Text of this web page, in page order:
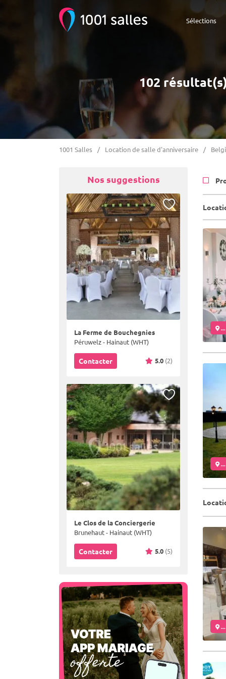
Sélections
102
1001 Salles Location de salle d'anniversaire
Nos suggestions
La Ferme de Bouchegnies
Péruwelz - Hainaut (WHT)
Contacter 5.0 (2)
Le Clos de la Conciergerie
Brunehaut - Hainaut (WHT)
Contacter 5.0 (5)
...
...
...